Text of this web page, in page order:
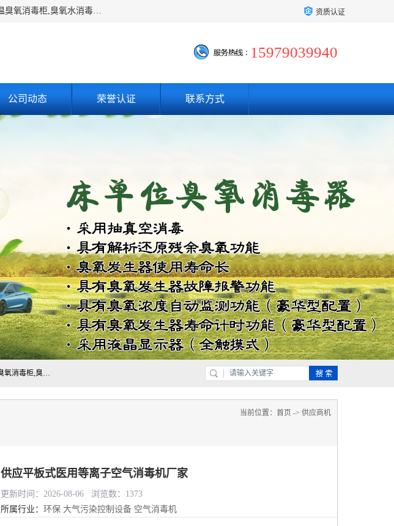
主营:医用空气消毒机，臭氧消空气毒机,循环风紫外线空气消毒机,臭氧发生器,低温烘干臭氧消毒柜,常温臭氧消毒柜,臭氧水消毒机,管道容器臭氧消毒机,内置式臭氧消毒机,外置式臭氧消毒机,床单位臭氧消毒器。医用工作服灭菌柜，医用拖鞋消毒柜,麻醉机内管路消毒机，呼吸机回路消毒机 资质认证
15979039940
公司动态 荣誉认证 联系方式
主营:医用空气消毒机，臭氧消空气毒机,循环风紫外线空气消毒机,臭氧发生器,低温烘干臭氧消毒柜,常温臭氧消毒柜,臭氧水消毒机,管道容器臭氧消毒机,内置式臭氧消毒机,外置式臭氧消毒机,床单位臭氧消毒器。医用工作服灭菌柜，医用拖鞋消毒柜,麻醉机内管路消毒机，呼吸机回路消毒机
当前位置： 首页 -> 供应商机
供应平板式医用等离子空气消毒机厂家
更新时间：2026-08-06 浏览数：1373
所属行业： 环保 大气污染控制设备 空气消毒机